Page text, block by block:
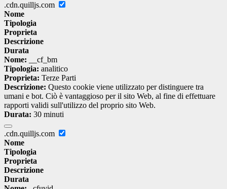
.cdn.quilljs.com
Nome
Tipologia
Proprieta
Descrizione
Durata
Nome: __cf_bm
Tipologia: analitico
Proprieta: Terze Parti
Descrizione: Questo cookie viene utilizzato per distinguere tra
umani e bot. Ciò è vantaggioso per il sito Web, al fine di effettuare
rapporti validi sull'utilizzo del proprio sito Web.
Durata: 30 minuti
.cdn.quilljs.com
Nome
Tipologia
Proprieta
Descrizione
Durata